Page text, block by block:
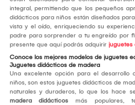
integral, permitiendo que los pequeños
didácticos para niños están diseñados
vista y el oído, enriqueciendo su
padre para sorprender a tu engreído por
presente que aquí podrás adquirir juguetes
Conoce los mejores modelos de juguetes
Juguetes didácticos de madera
Una excelente opción para el desarrollo
niños, son estos juguetes didácticos de
naturales y duraderos, lo que los hace
madera didácticos más populares,